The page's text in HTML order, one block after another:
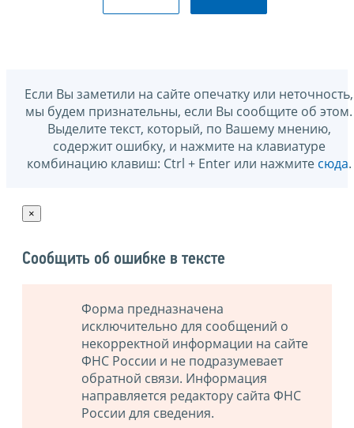
Если Вы заметили на сайте опечатку или неточность,
мы будем признательны, если Вы сообщите об этом.
Выделите текст, который, по Вашему мнению,
содержит ошибку, и нажмите на клавиатуре
комбинацию клавиш: Ctrl + Enter или нажмите сюда.
×
Сообщить об ошибке в тексте
Форма предназначена
исключительно для сообщений о
некорректной информации на сайте
ФНС России и не подразумевает
обратной связи. Информация
направляется редактору сайта ФНС
России для сведения.